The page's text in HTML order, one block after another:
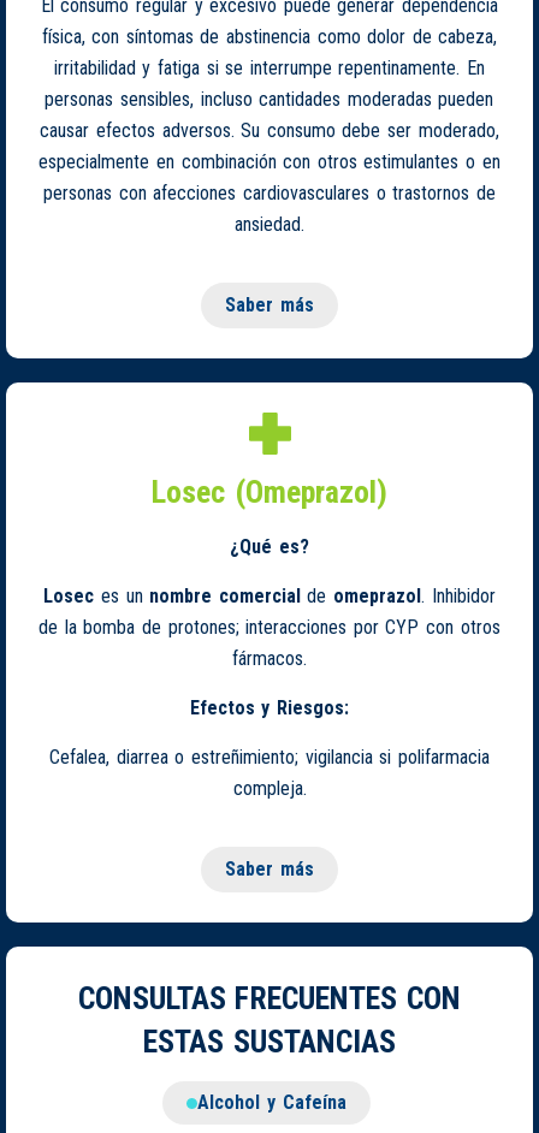
El consumo regular y excesivo puede generar dependencia
física, con síntomas de abstinencia como dolor de cabeza,
irritabilidad y fatiga si se interrumpe repentinamente. En
personas sensibles, incluso cantidades moderadas pueden
causar efectos adversos. Su consumo debe ser moderado,
especialmente en combinación con otros estimulantes o en
personas con afecciones cardiovasculares o trastornos de
ansiedad.
Saber más
Losec (Omeprazol)
¿Qué es?
Losec es un nombre comercialde omeprazol. Inhibidor
de la bomba de protones; interacciones por CYP con otros
fármacos.
Efectos y Riesgos:
Cefalea, diarrea o estreñimiento; vigilancia si polifarmacia
compleja.
Saber más
CONSULTAS FRECUENTES CON
ESTAS SUSTANCIAS
Alcohol y Cafeína